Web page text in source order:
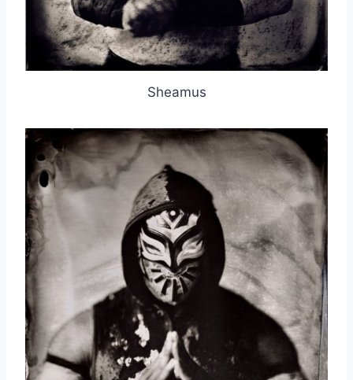
Sheamus